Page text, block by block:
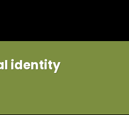
identity